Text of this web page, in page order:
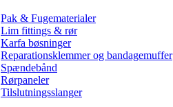
Pak & Fugematerialer
Lim fittings & rør
Karfa bøsninger
Reparationsklemmer og bandagemuffer
Spændebånd
Rørpaneler
Tilslutningsslanger